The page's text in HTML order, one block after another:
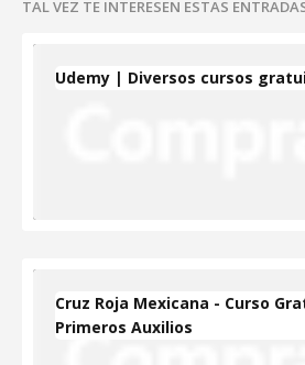
TAL VEZ TE INTERESEN ESTAS
Udemy | Diversos cursos
Cruz Roja Mexicana - Curso
Primeros Auxilios